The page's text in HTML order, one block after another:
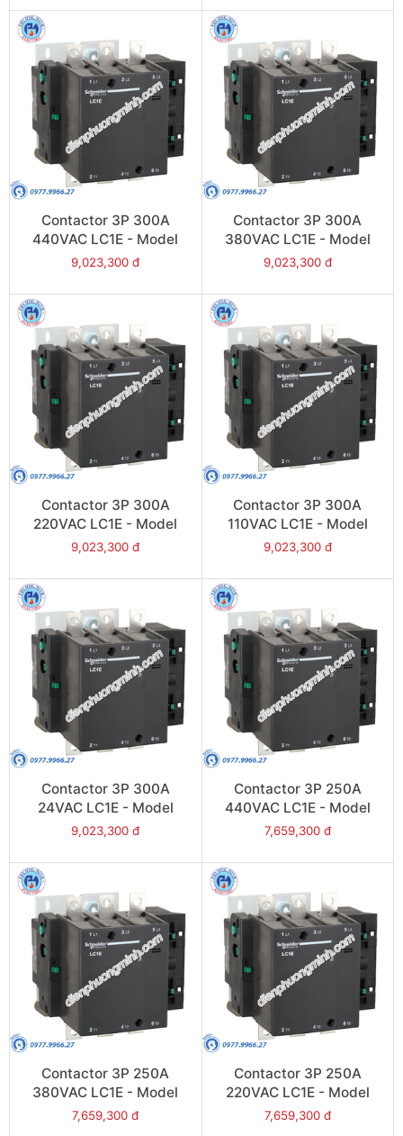
Contactor 3P 300A
440VAC LC1E - Model
LC1E300R6
9,023,300 đ
Contactor 3P 300A
380VAC LC1E - Model
LC1E300Q6
9,023,300 đ
Contactor 3P 300A
220VAC LC1E - Model
LC1E300M6
9,023,300 đ
Contactor 3P 300A
110VAC LC1E - Model
LC1E300F6
9,023,300 đ
Contactor 3P 300A
24VAC LC1E - Model
LC1E300B6
9,023,300 đ
Contactor 3P 250A
440VAC LC1E - Model
LC1E250R6
7,659,300 đ
Contactor 3P 250A
380VAC LC1E - Model
LC1E250Q6
7,659,300 đ
Contactor 3P 250A
220VAC LC1E - Model
LC1E250M6
7,659,300 đ